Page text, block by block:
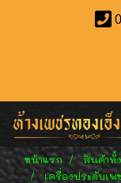
หน้าแรก
สินค้าทั้
เครื่องประดับเพ